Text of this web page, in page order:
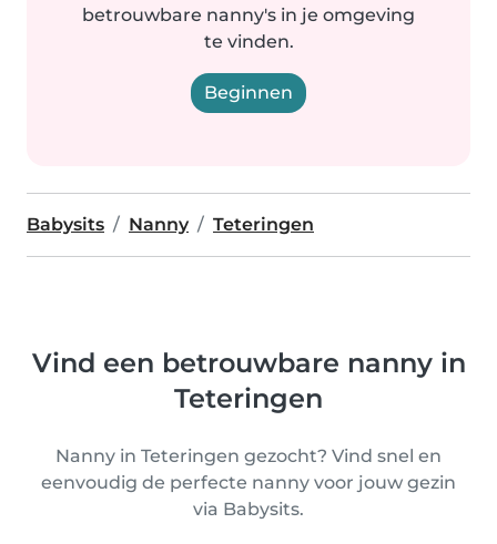
betrouwbare nanny's in je omgeving
te vinden.
Beginnen
Babysits Nanny Teteringen
Vind een betrouwbare nanny in
Teteringen
Nanny in Teteringen gezocht? Vind snel en
eenvoudig de perfecte nanny voor jouw gezin
via Babysits.